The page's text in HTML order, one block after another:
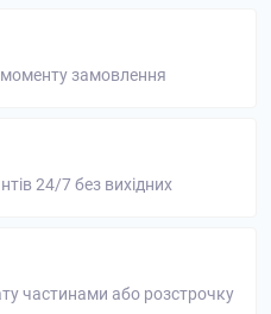
замовлення
24/7 без вихідних
частинами або розстрочку